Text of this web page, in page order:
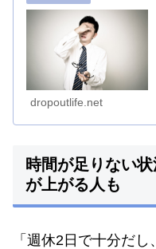
dropoutlife.net
時間が足りない
が上がる人も
「週休2日で十分だ